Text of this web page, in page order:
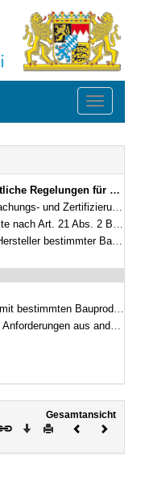
Toggle
Vom 20. September 1999 (GVBl. S. 424) BayRS 2132-1-23-B (§§ 1–13)
3 der Bayerischen Bauordnung (BayBO) (§§ 1–6)
Art. 21 Abs. 2 BayBO (§ 7)
bestimmter Bauarten nach Art. 22 BayBO (§§ 8–10)
nach Art. 15 Abs. 6 und Art. 22 BayBO (§ 11)
anderen Rechtsbereichen (§ 12)
Gesamtansicht
Download
DruckenVorheriges